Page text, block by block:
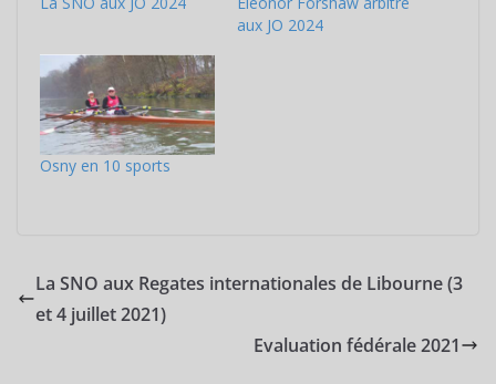
aux JO 2024
Osny en 10 sports
La SNO aux Regates internationales de Libourne (3
et 4 juillet 2021)
Evaluation fédérale 2021